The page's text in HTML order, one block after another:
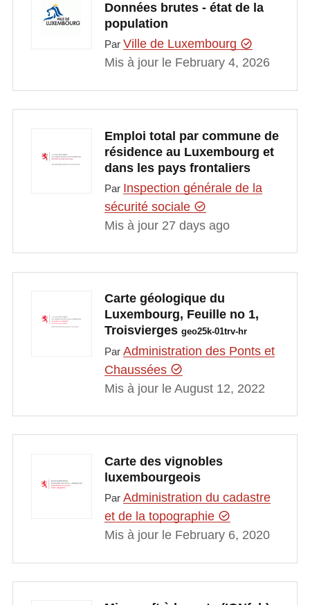
Données brutes - état de la
population
Par Ville de Luxembourg
Mis à jour le February 4, 2026
Emploi total par commune de
résidence au Luxembourg et
dans les pays frontaliers
Par Inspection générale de la
sécurité sociale
Mis à jour 27 days ago
Carte géologique du
Luxembourg, Feuille no 1,
Troisvierges geo25k-01trv-hr
Par Administration des Ponts et
Chaussées
Mis à jour le August 12, 2022
Carte des vignobles
luxembourgeois
Par Administration du cadastre
et de la topographie
Mis à jour le February 6, 2020